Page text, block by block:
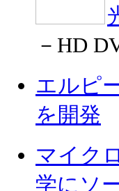
－HD
エルピ
を開発
マイク
学にソ